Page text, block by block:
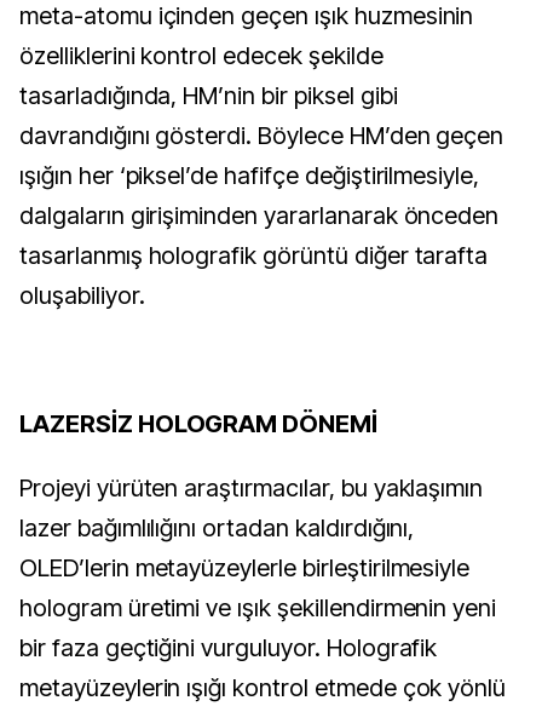
meta-atomu içinden geçen ışık huzmesinin
özelliklerini kontrol edecek şekilde
tasarladığında, HM’nin bir piksel gibi
davrandığını gösterdi. Böylece HM’den geçen
ışığın her ‘piksel’de hafifçe değiştirilmesiyle,
dalgaların girişiminden yararlanarak önceden
tasarlanmış holografik görüntü diğer tarafta
oluşabiliyor.
LAZERSİZ HOLOGRAM DÖNEMİ
Projeyi yürüten araştırmacılar, bu yaklaşımın
lazer bağımlılığını ortadan kaldırdığını,
OLED’lerin metayüzeylerle birleştirilmesiyle
hologram üretimi ve ışık şekillendirmenin yeni
bir faza geçtiğini vurguluyor. Holografik
metayüzeylerin ışığı kontrol etmede çok yönlü